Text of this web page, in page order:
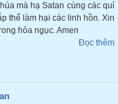
mà hạ Satan cùng các quỉ
thế làm hại các linh hồn. Xin
hỏa ngục. Amen
Đọc thêm